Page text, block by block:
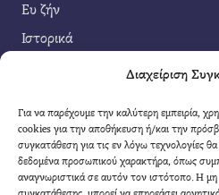
Διαχείριση
Για να παρέχουμε την καλύτερη εμπειρία,
cookies για την αποθήκευση ή/και την
συγκατάθεση για τις εν λόγω τεχνολογίες
δεδομένα προσωπικού χαρακτήρα, όπως
αναγνωριστικά σε αυτόν τον ιστότοπο. Η
Ευ ζήν
Ιστορικά
Τέχνη
Τεχνολογία
Υγεία